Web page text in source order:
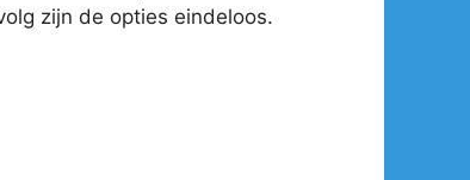
zijn de opties eindeloos.